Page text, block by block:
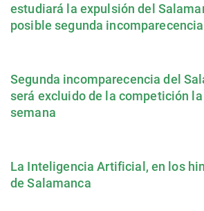
estudiará la expulsión del
posible segunda incomparecencia
Segunda incomparecencia del
será excluido de la competición
semana
La Inteligencia Artificial, en los
de Salamanca